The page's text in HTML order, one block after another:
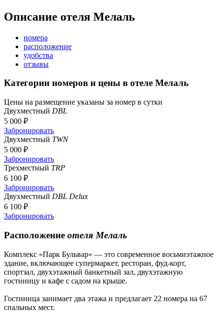
Описание отеля Мелаль
номера
расположение
удобства
отзывы
Категории номеров и цены в отеле Мелаль
Цены на размещение указаны за номер в сутки
Двухместный DBL
5 000 ₽
Забронировать
Двухместный TWN
5 000 ₽
Забронировать
Трехместный TRP
6 100 ₽
Забронировать
Двухместный DBL Delux
6 100 ₽
Забронировать
Расположение отеля Мелаль
Комплекс «Парк Бульвар» — это современное восьмиэтажное
здание, включающее супермаркет, ресторан, фуд-корт,
спортзал, двухэтажный банкетный зал, двухэтажную
гостиницу и кафе с садом на крыше.
Гостиница занимает два этажа и предлагает 22 номера на 67
спальных мест.